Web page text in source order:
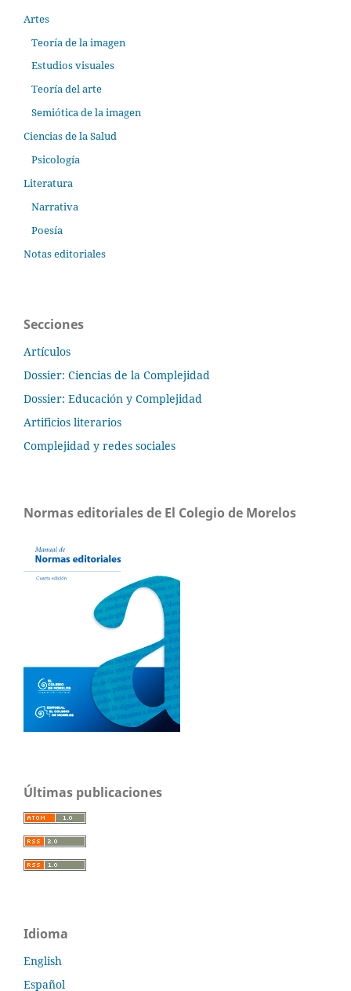
Artes
Teoría de la imagen
Estudios visuales
Teoría del arte
Semiótica de la imagen
Ciencias de la Salud
Psicología
Literatura
Narrativa
Poesía
Notas editoriales
Secciones
Artículos
Dossier: Ciencias de la Complejidad
Dossier: Educación y Complejidad
Artificios literarios
Complejidad y redes sociales
Normas editoriales de El Colegio de Morelos
Últimas publicaciones
Idioma
English
Español